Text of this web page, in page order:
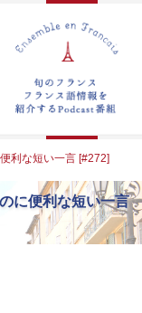
利な短い一言 [#272]
に便利な短い一言